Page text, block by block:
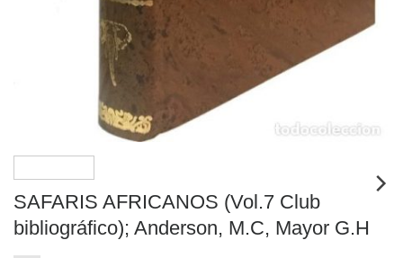
SAFARIS AFRICANOS (Vol.7 Club
bibliográfico); Anderson, M.C, Mayor G.H